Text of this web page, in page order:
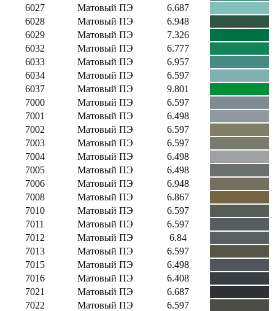
6027
Матовый ПЭ
6.687
6028
Матовый ПЭ
6.948
6029
Матовый ПЭ
7.326
6032
Матовый ПЭ
6.777
6033
Матовый ПЭ
6.957
6034
Матовый ПЭ
6.597
6037
Матовый ПЭ
9.801
7000
Матовый ПЭ
6.597
7001
Матовый ПЭ
6.498
7002
Матовый ПЭ
6.597
7003
Матовый ПЭ
6.597
7004
Матовый ПЭ
6.498
7005
Матовый ПЭ
6.498
7006
Матовый ПЭ
6.948
7008
Матовый ПЭ
6.867
7010
Матовый ПЭ
6.597
7011
Матовый ПЭ
6.597
7012
Матовый ПЭ
6.84
7013
Матовый ПЭ
6.597
7015
Матовый ПЭ
6.498
7016
Матовый ПЭ
6.408
7021
Матовый ПЭ
6.687
7022
Матовый ПЭ
6.597